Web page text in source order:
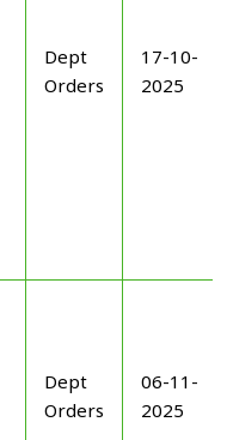
Dept
Orders
17-10-
2025
Dept
Orders
06-11-
2025